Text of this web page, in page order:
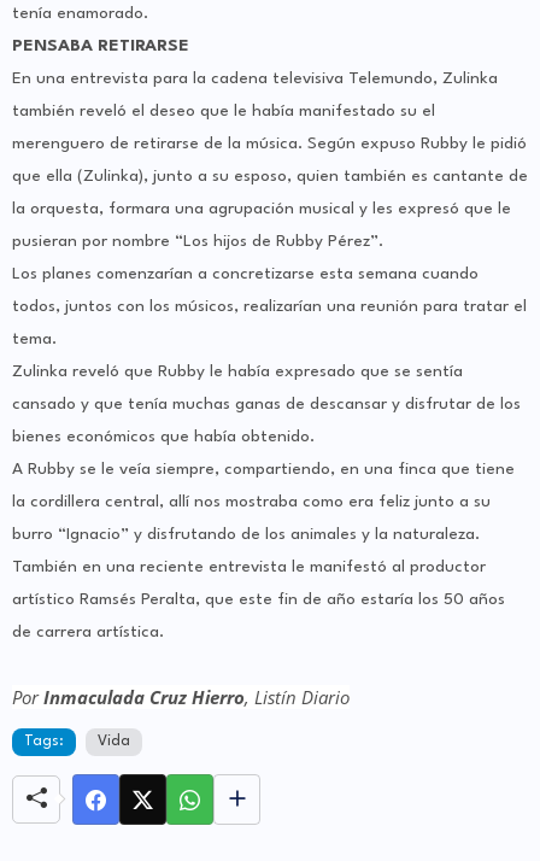
tenía enamorado.
PENSABA RETIRARSE
En una entrevista para la cadena televisiva Telemundo, Zulinka
también reveló el deseo que le había manifestado su el
merenguero de retirarse de la música. Según expuso Rubby le pidió
que ella (Zulinka), junto a su esposo, quien también es cantante de
la orquesta, formara una agrupación musical y les expresó que le
pusieran por nombre “Los hijos de Rubby Pérez”.
Los planes comenzarían a concretizarse esta semana cuando
todos, juntos con los músicos, realizarían una reunión para tratar el
tema.
Zulinka reveló que Rubby le había expresado que se sentía
cansado y que tenía muchas ganas de descansar y disfrutar de los
bienes económicos que había obtenido.
A Rubby se le veía siempre, compartiendo, en una finca que tiene
la cordillera central, allí nos mostraba como era feliz junto a su
burro “Ignacio” y disfrutando de los animales y la naturaleza.
También en una reciente entrevista le manifestó al productor
artístico Ramsés Peralta, que este fin de año estaría los 50 años
de carrera artística.
PorInmaculada Cruz Hierro, Listín Diario
Tags: Vida